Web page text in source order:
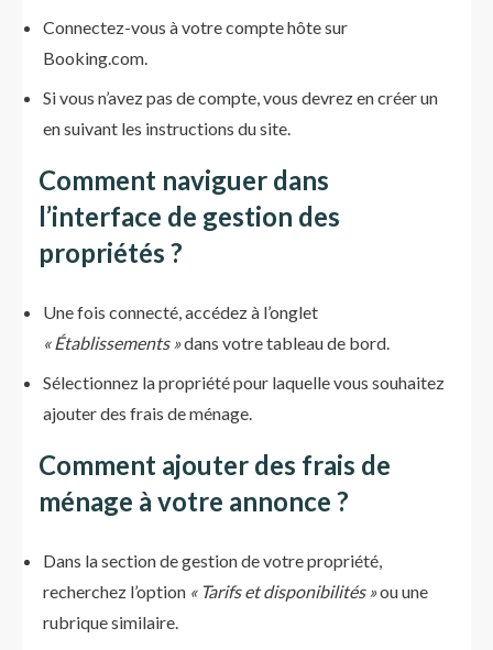
Connectez-vous à votre compte hôte sur
Booking.com.
Si vous n’avez pas de compte, vous devrez en créer un
en suivant les instructions du site.
Comment naviguer dans
l’interface de gestion des
propriétés ?
Une fois connecté, accédez à l’onglet
« Établissements »dans votre tableau de bord.
Sélectionnez la propriété pour laquelle vous souhaitez
ajouter des frais de ménage.
Comment ajouter des frais de
ménage à votre annonce ?
Dans la section de gestion de votre propriété,
recherchez l’option « Tarifs et disponibilités »ou une
rubrique similaire.